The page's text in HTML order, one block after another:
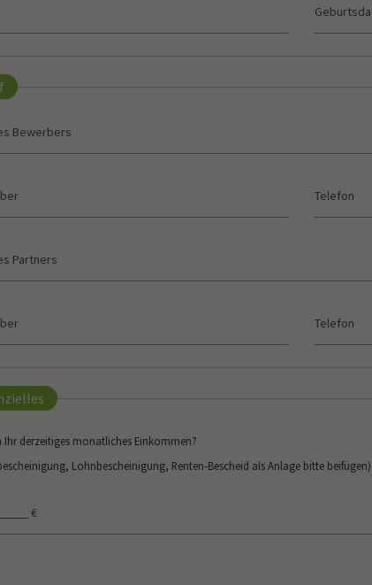
Ihr derzeitiges monatliches Einkommen?
Lohnbescheinigung, Renten-Bescheid als Anlage bitte beifügen)